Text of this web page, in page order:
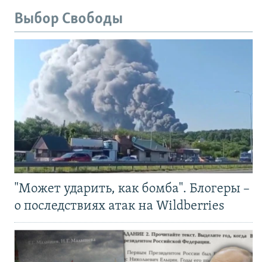
Выбор Свободы
"Может ударить, как бомба". Блогеры –
о последствиях атак на Wildberries